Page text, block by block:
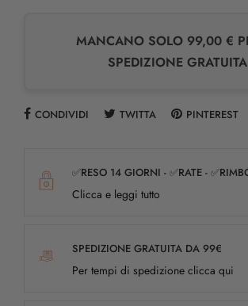
MANCANO SOLO 99,00 €
SPEDIZIONE GRATUITA
CONDIVIDI TWITTA PINTEREST
✅RESO 14 GIORNI - ✅RATE -
Clicca e leggi tutto
SPEDIZIONE GRATUITA DA 99€
Per tempi di spedizione clicca qui